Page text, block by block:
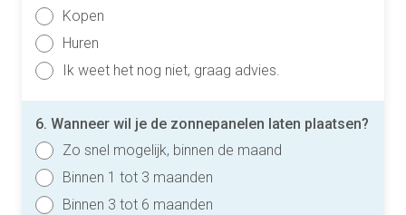
Kopen
Huren
Ik weet het nog niet, graag advies.
6. Wanneer wil je de zonnepanelen laten plaatsen?
Zo snel mogelijk, binnen de maand
Binnen 1 tot 3 maanden
Binnen 3 tot 6 maanden